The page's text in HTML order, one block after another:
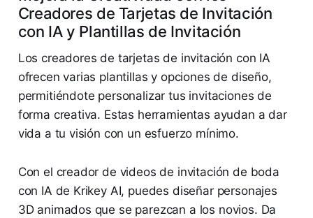
Creadores de Tarjetas de Invitación
con IA y Plantillas de Invitación
Los creadores de tarjetas de invitación con IA
ofrecen varias plantillas y opciones de diseño,
permitiéndote personalizar tus invitaciones de
forma creativa. Estas herramientas ayudan a dar
vida a tu visión con un esfuerzo mínimo.
Con el creador de videos de invitación de boda
con IA de Krikey AI, puedes diseñar personajes
3D animados que se parezcan a los novios. Da